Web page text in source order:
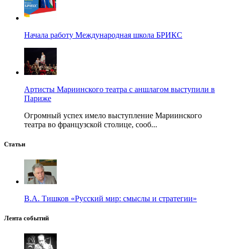
Начала работу Международная школа БРИКС
Артисты Мариинского театра с аншлагом выступили в
Париже
Огромный успех имело выступление Мариинского
театра во французской столице, сооб...
Статьи
В.А. Тишков «Русский мир: смыслы и стратегии»
Лента событий